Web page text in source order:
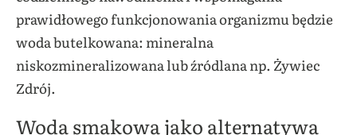
prawidłowego funkcjonowania organizmu będzie
woda butelkowana: mineralna
niskozmineralizowana lub źródlana np. Żywiec
Zdrój.
Woda smakowa jako alternatywa